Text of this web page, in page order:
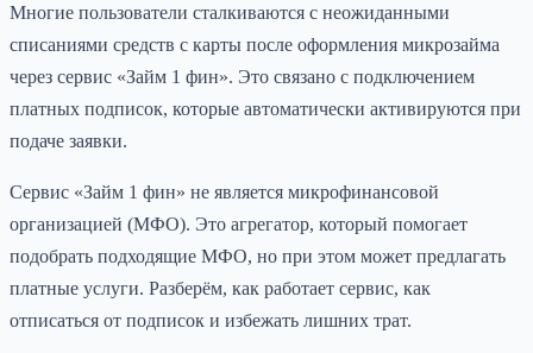
Многие пользователи сталкиваются с неожиданными
списаниями средств с карты после оформления микрозайма
через сервис «Займ 1 фин». Это связано с подключением
платных подписок, которые автоматически активируются при
подаче заявки.
Сервис «Займ 1 фин» не является микрофинансовой
организацией (МФО). Это агрегатор, который помогает
подобрать подходящие МФО, но при этом может предлагать
платные услуги. Разберём, как работает сервис, как
отписаться от подписок и избежать лишних трат.